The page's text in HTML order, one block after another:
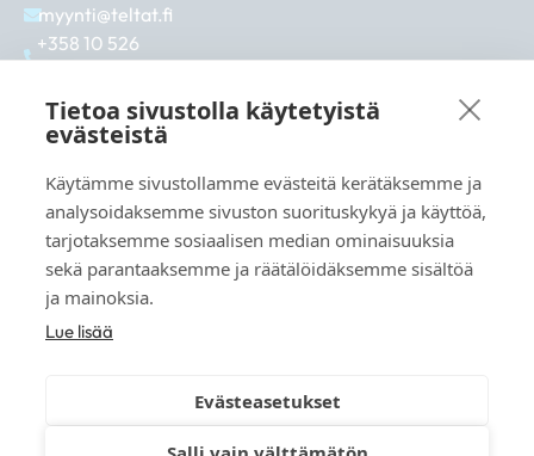
myynti@teltat.fi
+358 10 526
F
a
c
b
o
o
k
I
n
s
a
g
r
a
m
L
i
n
e
d
i
n
See also:
markkina.net
grillikeskus.fi
© 2026 teltat.fi – TMK Tori- ja markkinakaupan
Tietoa sivustolla käytetyistä
evästeistä
Käytämme sivustollamme evästeitä kerätäksemme ja
analysoidaksemme sivuston suorituskykyä ja käyttöä,
tarjotaksemme sosiaalisen median ominaisuuksia
sekä parantaaksemme ja räätälöidäksemme sisältöä
ja mainoksia.
Lue lisää
Evästeasetukset